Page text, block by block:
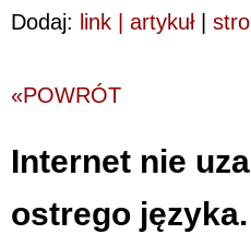
Dodaj: link | artykuł|
«POWRÓT
Internet nie
ostrego